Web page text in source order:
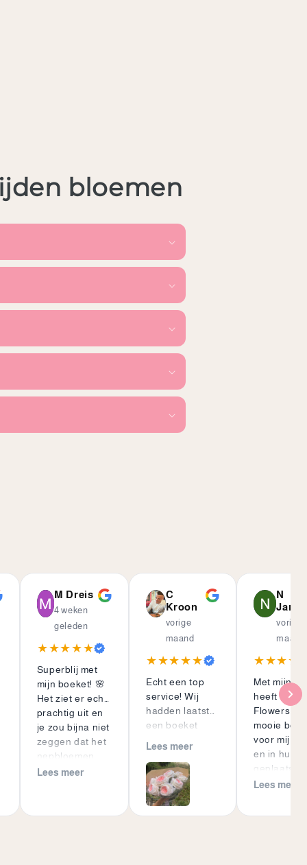
bloemen
M Dreis
4 weken
geleden
★★★★★
Superblij met
mijn boeket! 🌸
Het ziet er echt
prachtig uit en
je zou bijna niet
zeggen dat het
nepbloemen
zijn. Alles is met
gemaakt. Echt
Lees meer
C
Kroon
vorige
maand
★★★★★
Echt een top
service! Wij
hadden laatst
een boeket
bruiloft in
Frankrijk.
Dankzij het
Lees meer
N
vorige
maand
Met mijn 91
heeft Fan
Flowers
mooie
voor mij
en in huis
geplaatst.
hoef ik
Lees meer